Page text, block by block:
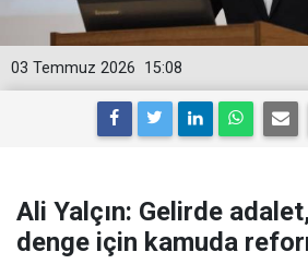
15:08
03 Temmuz 2026
Ali Yalçın: Gelirde
denge için kamuda